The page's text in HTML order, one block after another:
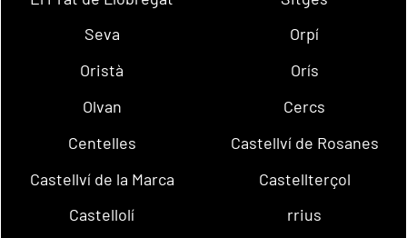
Seva
Orpí
Oristà
Orís
Olvan
Cercs
Centelles
Castellví de Rosanes
Castellví de la Marca
Castellterçol
Castellolí
rrius